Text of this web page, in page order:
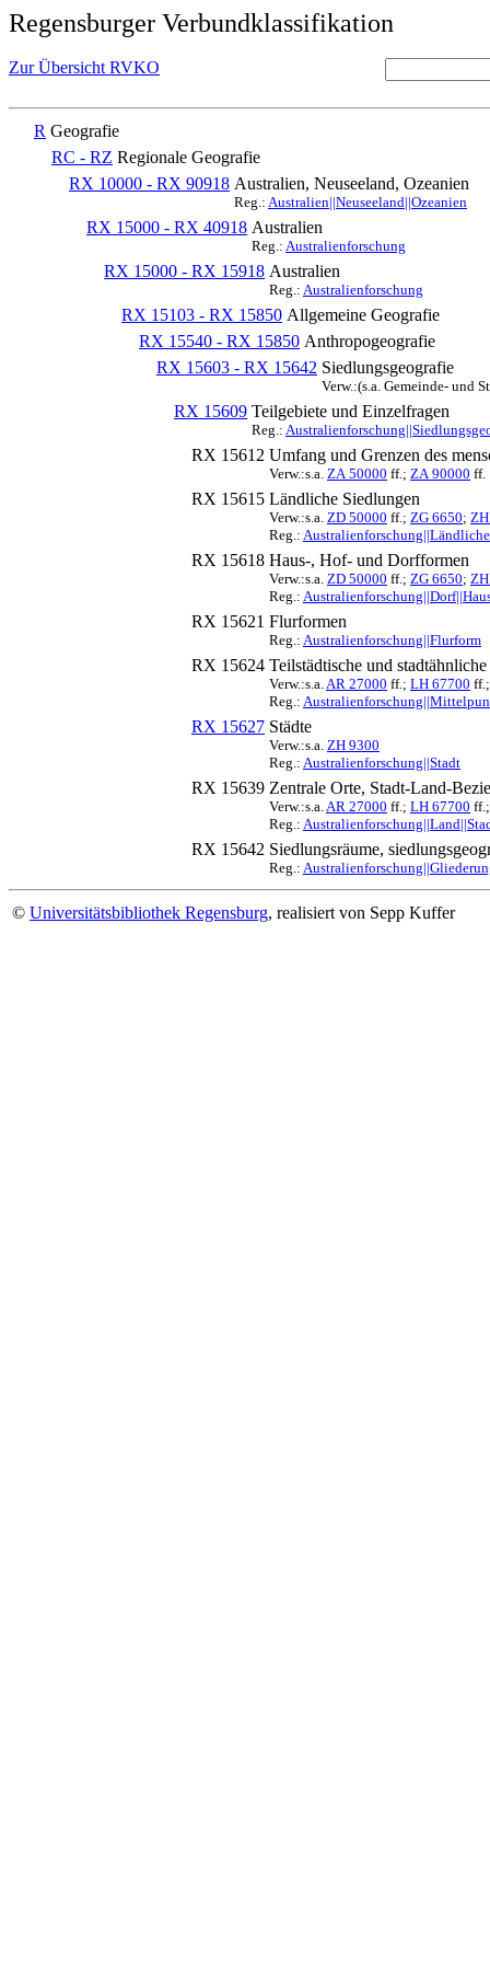
Regensburger Verbundklassifikation
Zur Übersicht RVKO
R Geografie
RC - RZ Regionale Geografie
RX 10000 - RX 90918 Australien, Neuseeland, Ozeanien
Reg.: Australien||Neuseeland||Ozeanien
RX 15000 - RX 40918 Australien
Reg.: Australienforschung
RX 15000 - RX 15918 Australien
Reg.: Australienforschung
RX 15103 - RX 15850 Allgemeine Geografie
RX 15540 - RX 15850 Anthropogeografie
RX 15603 - RX 15642 Siedlungsgeografie
Verw.:(s.a. Gemeinde- und
RX 15609 Teilgebiete und Einzelfragen
Reg.:
RX 15612 Umfang und Grenzen des
Verw.:s.a. ZA 50000 ff.; ZA 90000 ff.
RX 15615 Ländliche Siedlungen
Verw.:s.a. ZD 50000 ff.; ZG 6650;
Reg.:
RX 15618 Haus-, Hof- und Dorfformen
Verw.:s.a. ZD 50000 ff.; ZG 6650;
Reg.:
RX 15621 Flurformen
Reg.: Australienforschung||Flurform
RX 15624 Teilstädtische und
Verw.:s.a.AR 27000 ff.; LH 67700
Reg.:
RX 15627 Städte
Verw.:s.a. ZH 9300
Reg.: Australienforschung||Stadt
RX 15639 Zentrale Orte, Stadt-Land-
Verw.:s.a.AR 27000 ff.; LH 67700
Reg.:
RX 15642 Siedlungsräume,
Reg.:
© Universitätsbibliothek Regensburg, realisiert von Sepp Kuffer